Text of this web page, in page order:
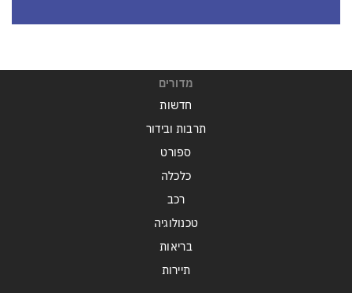
מדורים
חדשות
תרבות ובידור
ספורט
כלכלה
רכב
טכנולוגיה
בריאות
תיירות